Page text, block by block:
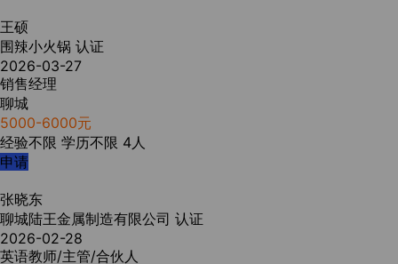
王硕
围辣小火锅 认证
2026-03-27
销售经理
聊城
5000-6000元
经验不限 学历不限 4人
申请
张晓东
聊城陆王金属制造有限公司 认证
2026-02-28
英语教师/主管/合伙人